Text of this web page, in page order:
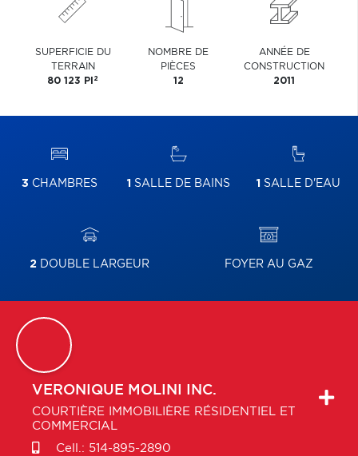
SUPERFICIE DU
TERRAIN
80 123 PI 2
NOMBRE DE
PIÈCES
12
ANNÉE DE
CONSTRUCTION
2011
3 CHAMBRES 1 SALLE DE BAINS 1 SALLE D'EAU
2 DOUBLE LARGEUR FOYER AU GAZ
VERONIQUE MOLINI INC.
COURTIÈRE IMMOBILIÈRE RÉSIDENTIEL ET
COMMERCIAL
Cell.: 514-895-2890